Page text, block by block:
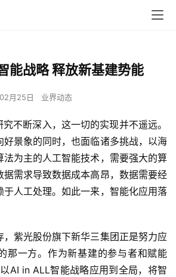
能战略 释放新基建势能
月25日 业界动态
不断深入，这一切的实现并不遥远。
好景象的同时，也面临诸多挑战，以海
法为主的人工智能技术，需要强大的算
据需求导致数据成本高昂，数据需要经
于人工处理。如此一来，智能化应用落
紫光股份旗下新华三集团正是努力应
那一方。作为新基建的参与者和赋能
AI in ALL智能战略应用到全局，将智